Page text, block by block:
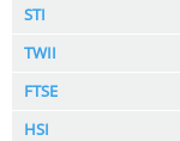
STI
TWII
FTSE
HSI